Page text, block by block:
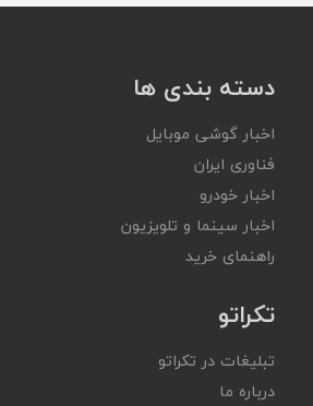
دسته بندی ها
اخبار گوشی موبایل
فناوری ایران
اخبار خودرو
اخبار سینما و تلویزیون
راهنمای خرید
تکراتو
تبلیغات در تکراتو
درباره ما